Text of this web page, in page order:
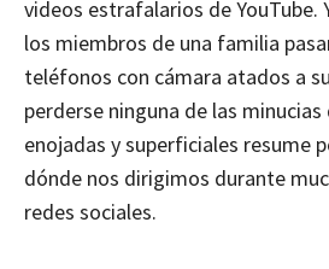
videos estrafalarios de YouTube.
los miembros de una familia
teléfonos con cámara atados a
perderse ninguna de las minucias
enojadas y superficiales resume
dónde nos dirigimos durante
redes sociales.